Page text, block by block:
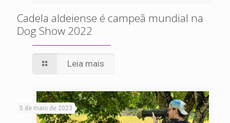
Cadela aldeiense é campeã mundial na
Dog Show 2022
Leia mais
5 de maio de 2023